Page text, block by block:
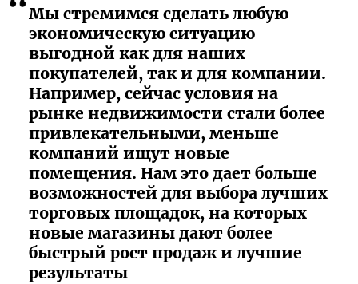
Мы стремимся сделать любую
экономическую ситуацию
выгодной как для наших
покупателей, так и для компании.
Например, сейчас условия на
рынке недвижимости стали более
привлекательными, меньше
компаний ищут новые
помещения. Нам это дает больше
возможностей для выбора лучших
торговых площадок, на которых
новые магазины дают более
быстрый рост продаж и лучшие
результаты